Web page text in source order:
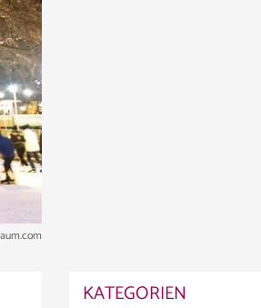
KATEGORIEN